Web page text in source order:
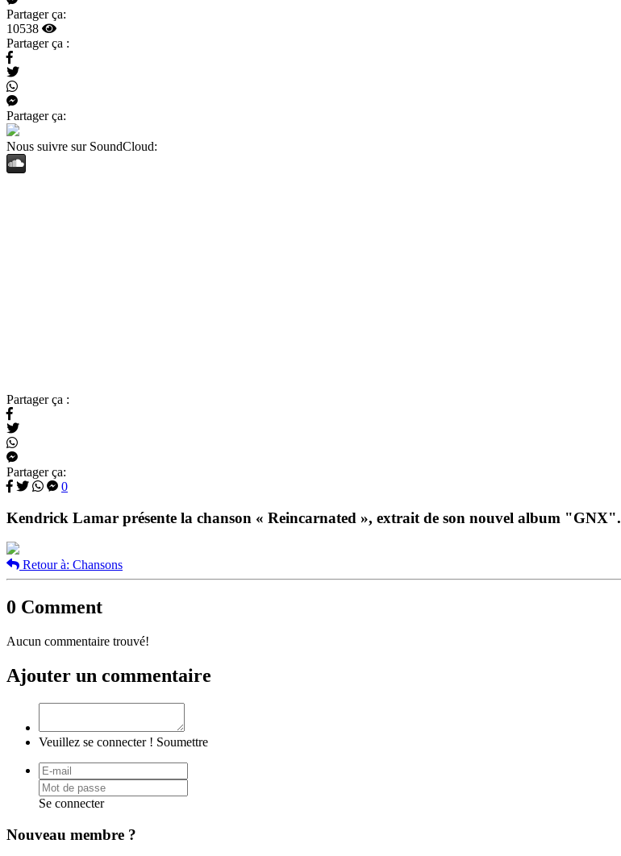
Partager ça:
10538
Partager ça :
Partager ça:
Nous suivre sur SoundCloud:
Partager ça :
Partager ça:
0
Kendrick Lamar présente la chanson « Reincarnated », extrait de son nouvel album "GNX".
Retour à: Chansons
0 Comment
Aucun commentaire trouvé!
Ajouter un commentaire
Veuillez se connecter ! Soumettre
Se connecter
Nouveau membre ?